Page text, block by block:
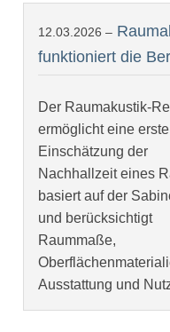
12.03.2026 –
funktioniert die
Der Raumakustik-
ermöglicht eine erste
Einschätzung der
Nachhallzeit eines
basiert auf der
und berücksichtigt
Raummaße,
Ausstattung und